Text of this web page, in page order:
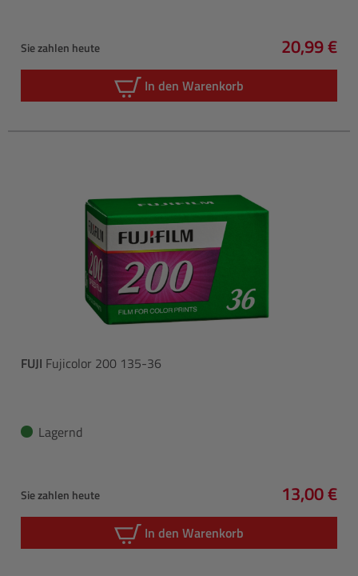
Sie zahlen heute 20,99 €
In den Warenkorb
FUJI Fujicolor 200 135-36
Lagernd
Sie zahlen heute 13,00 €
In den Warenkorb